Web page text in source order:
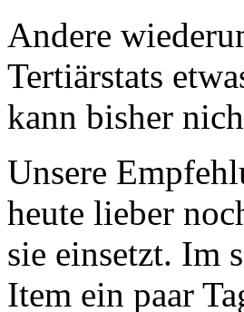
Andere
Tertiärstats
kann bisher
Unsere
heute lieber
sie einsetzt. Im
Item ein paar